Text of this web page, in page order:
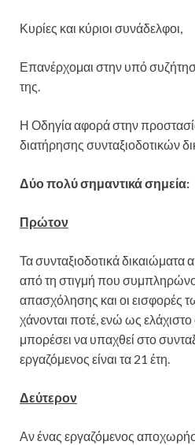
Κυρίες και κύριοι συνάδελφοι,
Επανέρχομαι στην υπό
της.
Η Οδηγία αφορά στην
διατήρησης συνταξιοδοτικών
Δύο πολύ σημαντικά σημεία:
Πρώτον
Τα συνταξιοδοτικά δικαιώματα
από τη στιγμή που
απασχόλησης και οι εισφορές
χάνονται ποτέ, ενώ ως ελάχιστο
μπορέσει να υπαχθεί στο
εργαζόμενος είναι τα 21 έτη.
Δεύτερον
Αν ένας εργαζόμενος